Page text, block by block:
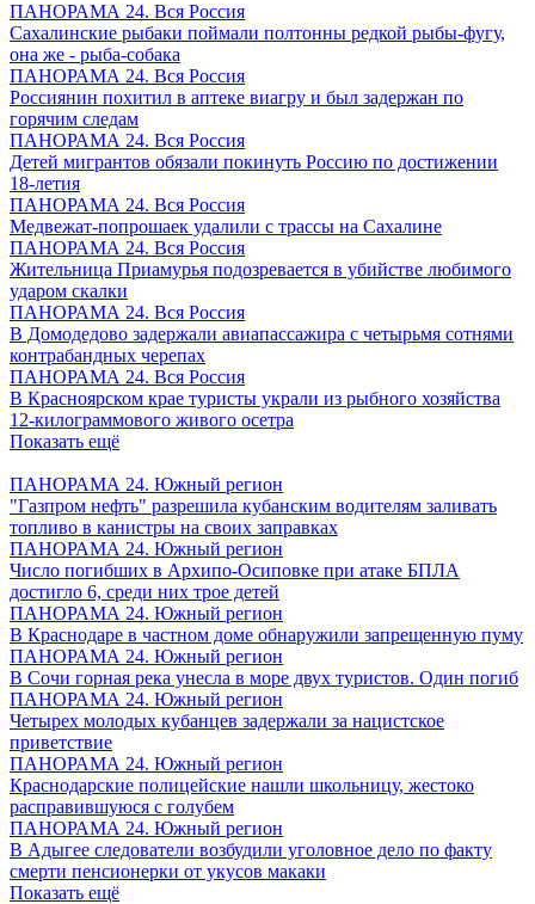
ПАНОРАМА 24. Вся Россия
Сахалинские рыбаки поймали полтонны редкой рыбы-фугу,
она же - рыба-собака
ПАНОРАМА 24. Вся Россия
Россиянин похитил в аптеке виагру и был задержан по
горячим следам
ПАНОРАМА 24. Вся Россия
Детей мигрантов обязали покинуть Россию по достижении
18-летия
ПАНОРАМА 24. Вся Россия
Медвежат-попрошаек удалили с трассы на Сахалине
ПАНОРАМА 24. Вся Россия
Жительница Приамурья подозревается в убийстве любимого
ударом скалки
ПАНОРАМА 24. Вся Россия
В Домодедово задержали авиапассажира с четырьмя сотнями
контрабандных черепах
ПАНОРАМА 24. Вся Россия
В Красноярском крае туристы украли из рыбного хозяйства
12-килограммового живого осетра
Показать ещё
ПАНОРАМА 24. Южный регион
"Газпром нефть" разрешила кубанским водителям заливать
топливо в канистры на своих заправках
ПАНОРАМА 24. Южный регион
Число погибших в Архипо-Осиповке при атаке БПЛА
достигло 6, среди них трое детей
ПАНОРАМА 24. Южный регион
В Краснодаре в частном доме обнаружили запрещенную пуму
ПАНОРАМА 24. Южный регион
В Сочи горная река унесла в море двух туристов. Один погиб
ПАНОРАМА 24. Южный регион
Четырех молодых кубанцев задержали за нацистское
приветствие
ПАНОРАМА 24. Южный регион
Краснодарские полицейские нашли школьницу, жестоко
расправившуюся с голубем
ПАНОРАМА 24. Южный регион
В Адыгее следователи возбудили уголовное дело по факту
смерти пенсионерки от укусов макаки
Показать ещё